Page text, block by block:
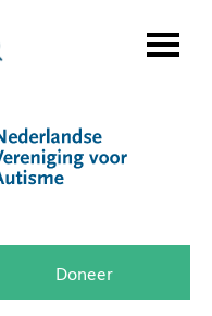
Doneer